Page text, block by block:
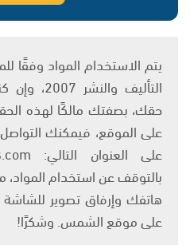
التأليف
حقك، بصفتك مالكًا لهذه
على الموقع، فيمكنك التواصل
بالتوقف عن استخدام
هاتفك وإرفاق تصوير
على موقع الشمس. وشكرًا!